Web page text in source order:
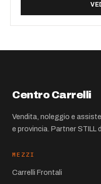
Centro Carrelli
Vendita, noleggio e
e provincia. Partner STILL
MEZZI
Carrelli Frontali